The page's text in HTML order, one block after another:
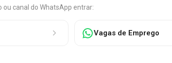
ou canal do WhatsApp entrar:
Vagas de Emprego